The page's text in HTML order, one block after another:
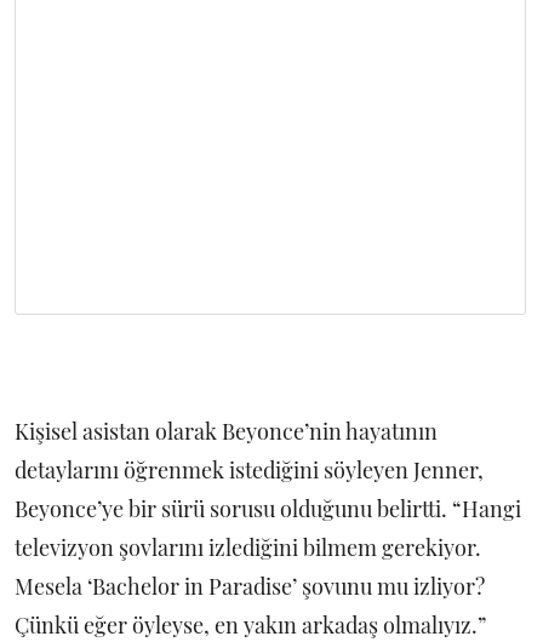
Kişisel asistan olarak Beyonce’nin hayatının
detaylarını öğrenmek istediğini söyleyen Jenner,
Beyonce’ye bir sürü sorusu olduğunu belirtti. “Hangi
televizyon şovlarını izlediğini bilmem gerekiyor.
Mesela ‘Bachelor in Paradise’ şovunu mu izliyor?
Çünkü eğer öyleyse, en yakın arkadaş olmalıyız.”